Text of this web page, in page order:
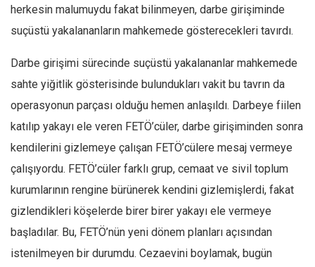
Amina S. Jenenkovic
Bağdagül Öz
Esra Elönü
» Yazar arşivi
Bu Sayı
Tüm Sayılar
Kültür Sanat
Kitap
Karisi kitap sualleri
7 soruda bu hafta
herkesin malumuydu fakat bilinmeyen, darbe girişiminde
suçüstü yakalananların mahkemede gösterecekleri tavırdı.
Darbe girişimi sürecinde suçüstü yakalananlar mahkemede
sahte yiğitlik gösterisinde bulundukları vakit bu tavrın da
operasyonun parçası olduğu hemen anlaşıldı. Darbeye fiilen
katılıp yakayı ele veren FETÖ’cüler, darbe girişiminden sonra
kendilerini gizlemeye çalışan FETÖ’cülere mesaj vermeye
çalışıyordu. FETÖ’cüler farklı grup, cemaat ve sivil toplum
kurumlarının rengine bürünerek kendini gizlemişlerdi, fakat
gizlendikleri köşelerde birer birer yakayı ele vermeye
başladılar. Bu, FETÖ’nün yeni dönem planları açısından
istenilmeyen bir durumdu. Cezaevini boylamak, bugün